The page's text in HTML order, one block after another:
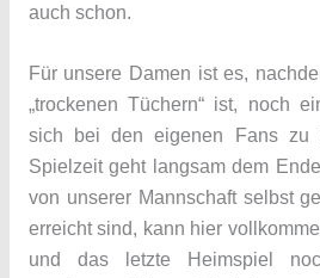
auch schon.
Für unsere Damen ist es,
„trockenen Tüchern“ ist, noch
sich bei den eigenen Fans zu
Spielzeit geht langsam dem
von unserer Mannschaft selbst
erreicht sind, kann hier
und das letzte Heimspiel